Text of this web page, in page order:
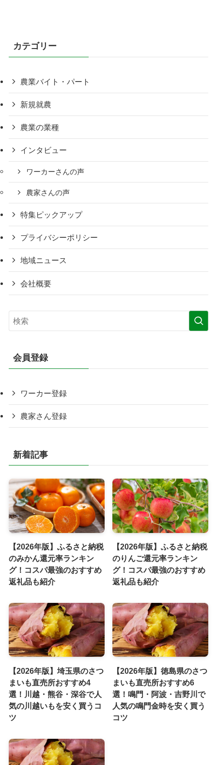
カテゴリー
農業バイト・パート
新規就農
農業の業種
インタビュー
ワーカーさんの声
農家さんの声
特集ピックアップ
プライバシーポリシー
地域ニュース
会社概要
会員登録
ワーカー登録
農家さん登録
新着記事
【2026年版】ふるさと納税
のみかん還元率ランキン
グ！コスパ最強のおすすめ
返礼品も紹介
【2026年版】ふるさと納税
のりんご還元率ランキン
グ！コスパ最強のおすすめ
返礼品も紹介
【2026年版】埼玉県のさつ
まいも直売所おすすめ4
選！川越・熊谷・深谷で人
気の川越いもを安く買うコ
ツ
【2026年版】徳島県のさつ
まいも直売所おすすめ6
選！鳴門・阿波・吉野川で
人気の鳴門金時を安く買う
コツ